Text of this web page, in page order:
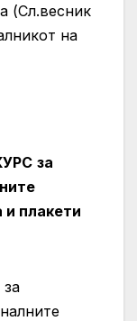
(Сл.весник
на
за
и плакети
за